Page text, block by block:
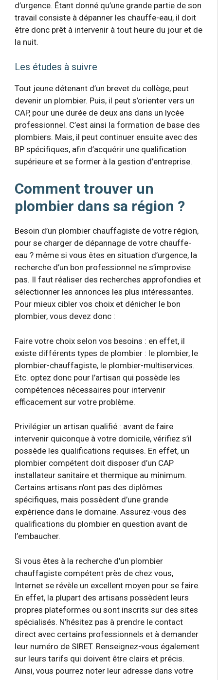
d’urgence. Étant donné qu’une grande partie de son
travail consiste à dépanner les chauffe-eau, il doit
être donc prêt à intervenir à tout heure du jour et de
la nuit.
Les études à suivre
Tout jeune détenant d’un brevet du collège, peut
devenir un plombier. Puis, il peut s’orienter vers un
CAP, pour une durée de deux ans dans un lycée
professionnel. C’est ainsi la formation de base des
plombiers. Mais, il peut continuer ensuite avec des
BP spécifiques, afin d’acquérir une qualification
supérieure et se former à la gestion d’entreprise.
Comment trouver un
plombier dans sa région ?
Besoin d’un plombier chauffagiste de votre région,
pour se charger de dépannage de votre chauffe-
eau ? même si vous êtes en situation d’urgence, la
recherche d’un bon professionnel ne s’improvise
pas. Il faut réaliser des recherches approfondies et
sélectionner les annonces les plus intéressantes.
Pour mieux cibler vos choix et dénicher le bon
plombier, vous devez donc :
Faire votre choix selon vos besoins : en effet, il
existe différents types de plombier : le plombier, le
plombier-chauffagiste, le plombier-multiservices.
Etc. optez donc pour l’artisan qui possède les
compétences nécessaires pour intervenir
efficacement sur votre problème.
Privilégier un artisan qualifié : avant de faire
intervenir quiconque à votre domicile, vérifiez s’il
possède les qualifications requises. En effet, un
plombier compétent doit disposer d’un CAP
installateur sanitaire et thermique au minimum.
Certains artisans n’ont pas des diplômes
spécifiques, mais possèdent d’une grande
expérience dans le domaine. Assurez-vous des
qualifications du plombier en question avant de
l’embaucher.
Si vous êtes à la recherche d’un plombier
chauffagiste compétent près de chez vous,
Internet se révèle un excellent moyen pour se faire.
En effet, la plupart des artisans possèdent leurs
propres plateformes ou sont inscrits sur des sites
spécialisés. N’hésitez pas à prendre le contact
direct avec certains professionnels et à demander
leur numéro de SIRET. Renseignez-vous également
sur leurs tarifs qui doivent être clairs et précis.
Ainsi, vous pourrez noter leur adresse dans votre